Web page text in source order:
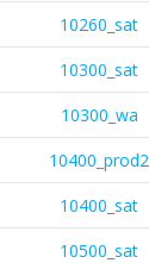
10260_sat
10300_sat
10300_wa
10400_prod2
10400_sat
10500_sat